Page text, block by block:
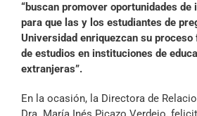
“buscan promover oportunidades
para que las y los estudiantes de
Universidad enriquezcan su
de estudios en instituciones de
extranjeras”.
En la ocasión, la Directora de